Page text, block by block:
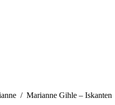
Marianne Gihle – Iskanten